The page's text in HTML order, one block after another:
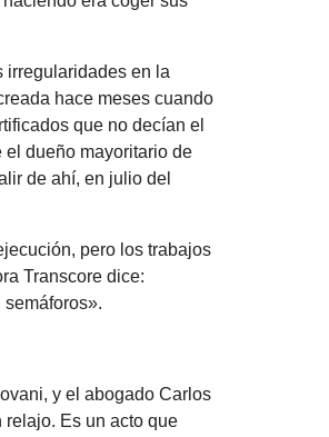
irregularidades en la
hace meses cuando
que no decían el
el dueño mayoritario de
de ahí, en julio del
pero los trabajos
Transcore dice:
y el abogado Carlos
relajo. Es un acto que